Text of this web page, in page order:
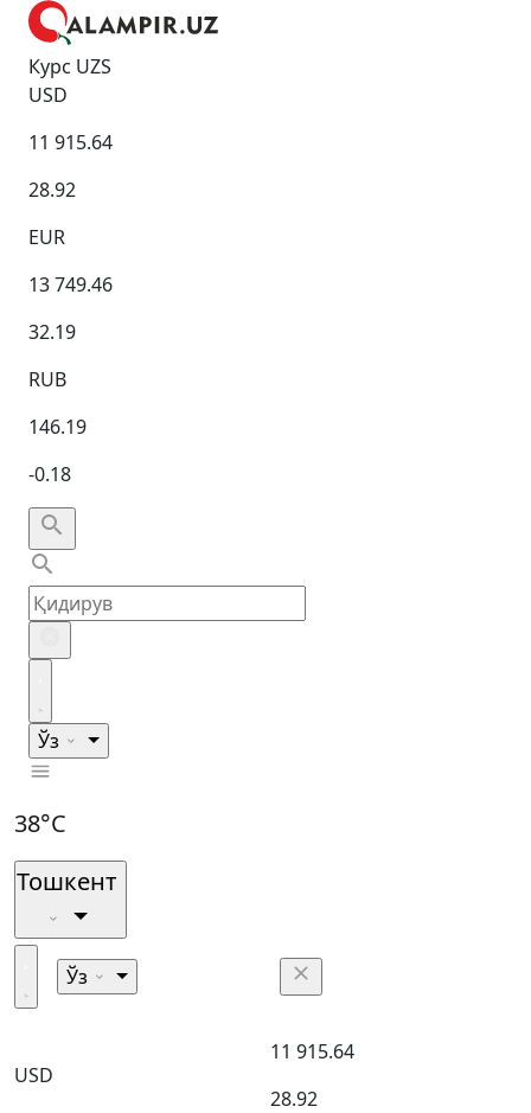
Курс UZS
USD
11 915.64
28.92
EUR
13 749.46
32.19
RUB
146.19
-0.18
Ўз
38°C
Тошкент
Ўз
USD
11 915.64
28.92